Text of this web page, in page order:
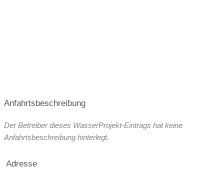
Anfahrtsbeschreibung
Der Betreiber dieses WasserProjekt-Eintrags hat keine
Anfahrtsbeschreibung hinterlegt.
Adresse